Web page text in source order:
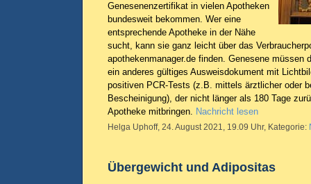
Genesenenzertifikat in vielen Apotheken
bundesweit bekommen. Wer eine
entsprechende Apotheke in der Nähe
sucht, kann sie ganz leicht über das
apothekenmanager.de finden. Genesene müssen
ein anderes gültiges Ausweisdokument mit
positiven PCR-Tests (z.B. mittels ärztlicher oder
Bescheinigung), der nicht länger als 180 Tage
Apotheke mitbringen. Nachricht lesen
Helga Uphoff, 24. August 2021, 19.09 Uhr, Kategorie:
Übergewicht und Adipositas